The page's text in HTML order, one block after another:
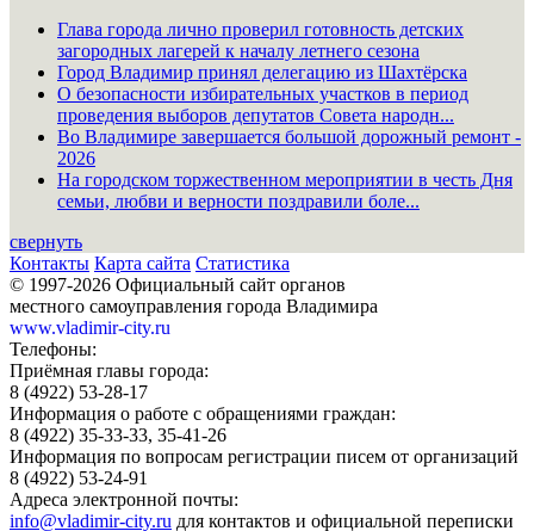
Глава города лично проверил готовность детских
загородных лагерей к началу летнего сезона
Город Владимир принял делегацию из Шахтёрска
О безопасности избирательных участков в период
проведения выборов депутатов Совета народн...
Во Владимире завершается большой дорожный ремонт -
2026
На городском торжественном мероприятии в честь Дня
семьи, любви и верности поздравили боле...
свернуть
Контакты Карта сайта Статистика
© 1997-2026 Официальный сайт органов
местного самоуправления города Владимира
www.vladimir-city.ru
Телефоны:
Приёмная главы города:
8 (4922) 53-28-17
Информация о работе с обращениями граждан:
8 (4922) 35-33-33, 35-41-26
Информация по вопросам регистрации писем от организаций
8 (4922) 53-24-91
Адреса электронной почты:
info@vladimir-city.ru для контактов и официальной переписки